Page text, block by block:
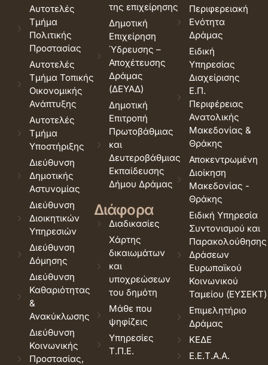
Αυτοτελές
Τμήμα
Πολιτικής
Προστασίας
Αυτοτελές
Τμήμα Τοπικής
Οικονομικής
Ανάπτυξης
Αυτοτελές
Τμήμα
Υποστήριξης
Διεύθυνση
Δημοτικής
Αστυνομίας
Διεύθυνση
Διοικητικών
Υπηρεσιών
Διεύθυνση
Δόμησης
Διεύθυνση
Καθαριότητας
&
Ανακύκλωσης
Διεύθυνση
Κοινωνικής
Προστασίας,
της επιχείρησης
Δημοτική
Επιχείρηση
Ύδρευσης –
Αποχέτευσης
Δράμας
(ΔΕΥΑΔ)
Δημοτική
Επιτροπή
Πρωτοβάθμιας
και
Δευτεροβάθμιας
Εκπαίδευσης
Δήμου Δράμας
Διάφορα
Διαδικασίες
Χάρτης
δικαιωμάτων
και
υποχρεώσεων
του δημότη
Μάθε που
ψηφίζεις
Υπηρεσίες
Τ.Π.Ε.
Περιφερειακή
Ενότητα
Δράμας
Ειδική
Υπηρεσίας
Διαχείρισης
Ε.Π.
Περιφέρειας
Ανατολικής
Μακεδονίας &
Θράκης
Αποκεντρωμένη
Διοίκηση
Μακεδονίας -
Θράκης
Ειδική Υπηρεσία
Συντονισμού και
Παρακολούθησης
Δράσεων
Ευρωπαϊκού
Κοινωνικού
Ταμείου (ΕΥΣΕΚΤ)
Επιμελητήριο
Δράμας
ΚΕΔΕ
Ε.Ε.Τ.Α.Α.